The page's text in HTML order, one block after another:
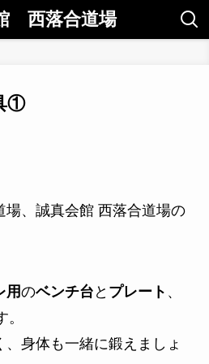
西落合道場
①
場、誠真会館 西落合道場の
用のベンチ台 と プレート 、
。
身体も一緒に鍛えましょ